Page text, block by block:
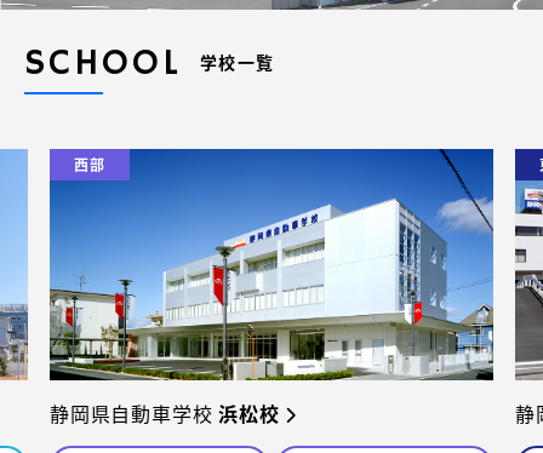
SCHOOL 学校一覧
西部
静岡県自動車学校浜松校 静